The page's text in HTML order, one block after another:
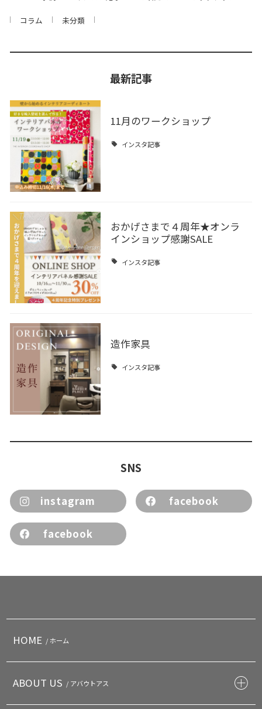
コラム 未分類
最新記事
11月のワークショップ
インスタ記事
おかげさまで４周年★オンラ
インショップ感謝SALE
インスタ記事
造作家具
インスタ記事
SNS
instagram facebook
facebook
HOME / ホーム
ABOUT US / アバウトアス